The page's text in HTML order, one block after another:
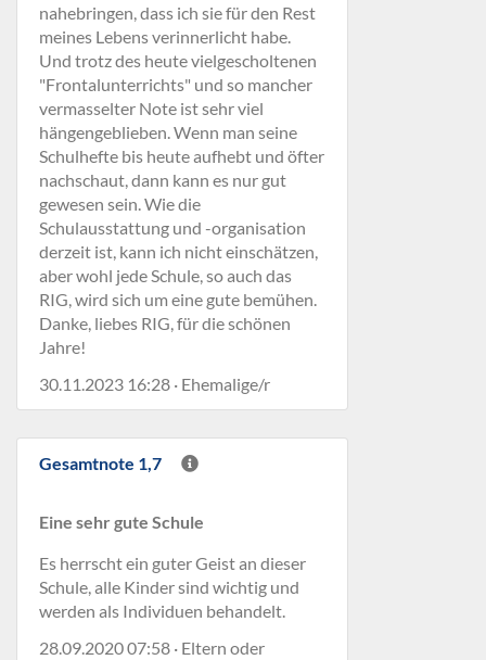
nahebringen, dass ich sie für den Rest
meines Lebens verinnerlicht habe.
Und trotz des heute vielgescholtenen
"Frontalunterrichts" und so mancher
vermasselter Note ist sehr viel
hängengeblieben. Wenn man seine
Schulhefte bis heute aufhebt und öfter
nachschaut, dann kann es nur gut
gewesen sein. Wie die
Schulausstattung und -organisation
derzeit ist, kann ich nicht einschätzen,
aber wohl jede Schule, so auch das
RIG, wird sich um eine gute bemühen.
Danke, liebes RIG, für die schönen
Jahre!
30.11.2023 16:28 · Ehemalige/r
Gesamtnote 1,7
Eine sehr gute Schule
Es herrscht ein guter Geist an dieser
Schule, alle Kinder sind wichtig und
werden als Individuen behandelt.
28.09.2020 07:58 · Eltern oder